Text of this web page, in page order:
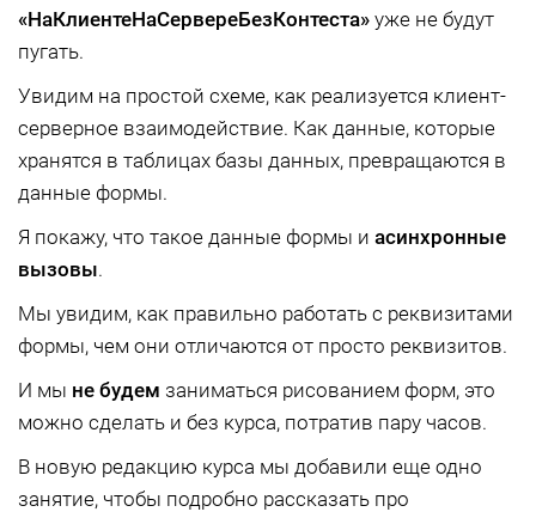
«НаКлиентеНаСервереБезКонтеста» уже не будут
пугать.
Увидим на простой схеме, как реализуется клиент-
серверное взаимодействие. Как данные, которые
хранятся в таблицах базы данных, превращаются в
данные формы.
Я покажу, что такое данные формы и асинхронные
вызовы.
Мы увидим, как правильно работать с реквизитами
формы, чем они отличаются от просто реквизитов.
И мы не будем заниматься рисованием форм, это
можно сделать и без курса, потратив пару часов.
В новую редакцию курса мы добавили еще одно
занятие, чтобы подробно рассказать про